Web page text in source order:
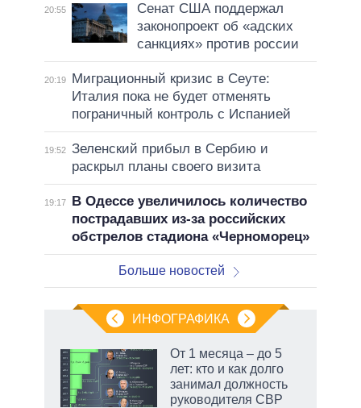
20:55
Сенат США поддержал
законопроект об «адских
санкциях» против россии
20:19
Миграционный кризис в Сеуте:
Италия пока не будет отменять
пограничный контроль с Испанией
19:52 Зеленский прибыл в Сербию и
раскрыл планы своего визита
19:17
В Одессе увеличилось количество
пострадавших из-за российских
обстрелов стадиона «Черноморец»
Больше новостей
ИНФОГРАФИКА
От 1 месяца – до 5
лет: кто и как долго
занимал должность
руководителя СВР